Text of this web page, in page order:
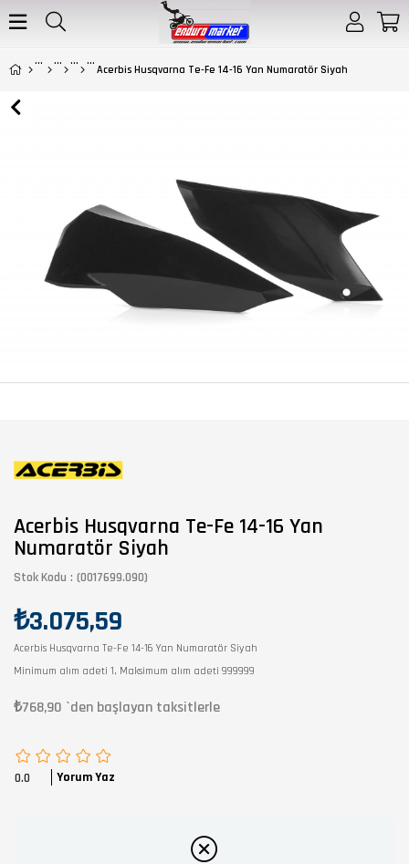
Acerbis Husqvarna Te-Fe 14-16 Yan Numaratör Siyah
Acerbis Husqvarna Te-Fe 14-16 Yan
Numaratör Siyah
Stok Kodu (0017699.090)
₺3.075,59
Acerbis Husqvarna Te-Fe 14-16 Yan Numaratör Siyah
Minimum alım adeti 1, Maksimum alım adeti 999999
₺768,90 `den başlayan taksitlerle
0.0 Yorum Yaz